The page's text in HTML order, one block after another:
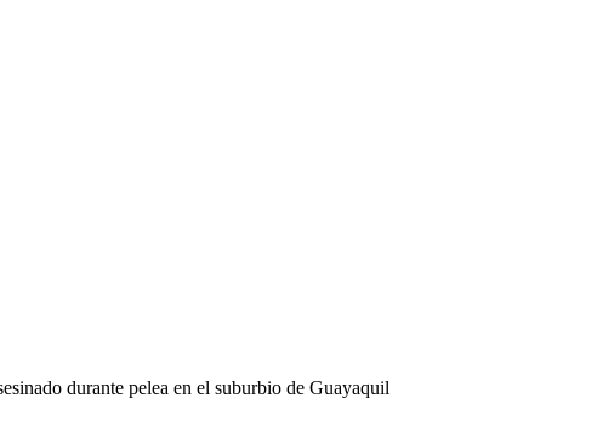
durante pelea en el suburbio de Guayaquil